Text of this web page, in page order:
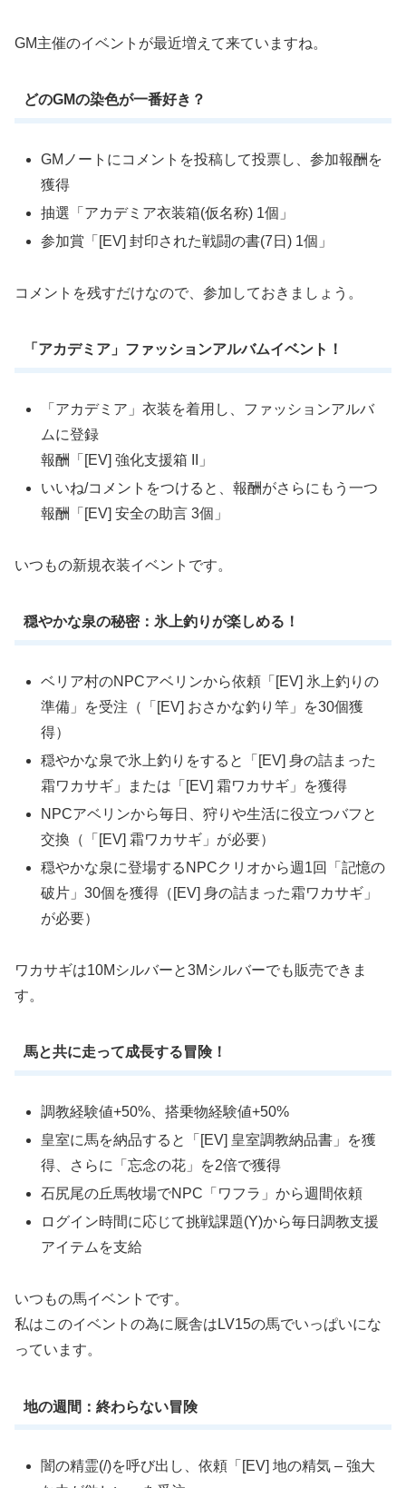
GM主催のイベントが最近増えて来ていますね。
どのGMの染色が一番好き？
GMノートにコメントを投稿して投票し、参加報酬を
獲得
抽選「アカデミア衣装箱(仮名称) 1個」
参加賞「[EV] 封印された戦闘の書(7日) 1個」
コメントを残すだけなので、参加しておきましょう。
「アカデミア」ファッションアルバムイベント！
「アカデミア」衣装を着用し、ファッションアルバ
ムに登録
報酬「[EV] 強化支援箱 II」
いいね/コメントをつけると、報酬がさらにもう一つ
報酬「[EV] 安全の助言 3個」
いつもの新規衣装イベントです。
穏やかな泉の秘密：氷上釣りが楽しめる！
ベリア村のNPCアベリンから依頼「[EV] 氷上釣りの
準備」を受注（「[EV] おさかな釣り竿」を30個獲
得）
穏やかな泉で氷上釣りをすると「[EV] 身の詰まった
霜ワカサギ」または「[EV] 霜ワカサギ」を獲得
NPCアベリンから毎日、狩りや生活に役立つバフと
交換（「[EV] 霜ワカサギ」が必要）
穏やかな泉に登場するNPCクリオから週1回「記憶の
破片」30個を獲得（[EV] 身の詰まった霜ワカサギ」
が必要）
ワカサギは10Mシルバーと3Mシルバーでも販売できま
す。
馬と共に走って成長する冒険！
調教経験値+50%、搭乗物経験値+50%
皇室に馬を納品すると「[EV] 皇室調教納品書」を獲
得、さらに「忘念の花」を2倍で獲得
石尻尾の丘馬牧場でNPC「ワフラ」から週間依頼
ログイン時間に応じて挑戦課題(Y)から毎日調教支援
アイテムを支給
いつもの馬イベントです。
私はこのイベントの為に厩舎はLV15の馬でいっぱいにな
っています。
地の週間：終わらない冒険
闇の精霊(/)を呼び出し、依頼「[EV] 地の精気 – 強大